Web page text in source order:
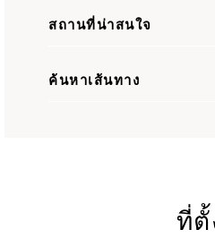
สถานที่น่าสนใจ
กิจกรรมต่าง ๆ
สถานที่น่าสนใจทั้งหมด
ค้นหาเส้นทาง
อวิสต้า ไฮด์อะเวย์ ภูเ
ที่ตั้